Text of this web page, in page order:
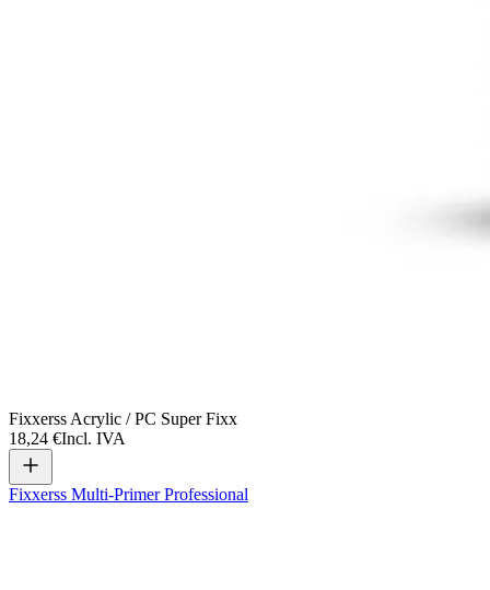
Fixxerss Acrylic / PC Super Fixx
18,24 €Incl. IVA
Fixxerss Multi-Primer Professional